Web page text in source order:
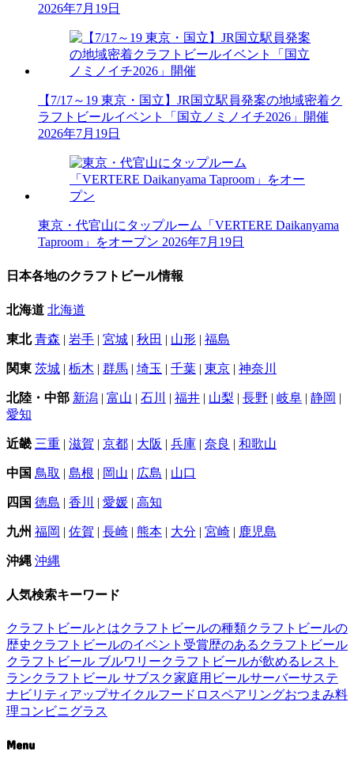
2026年7月19日
【7/17～19 東京・国立】JR国立駅員発案の地域密着ク
ラフトビールイベント「国立ノミノイチ2026」開催
2026年7月19日
東京・代官山にタップルーム「VERTERE Daikanyama
Taproom」をオープン 2026年7月19日
日本各地のクラフトビール情報
北海道 北海道
東北 青森 | 岩手 | 宮城 | 秋田 | 山形 | 福島
関東 茨城 | 栃木 | 群馬 | 埼玉 | 千葉 | 東京 | 神奈川
北陸・中部 新潟 | 富山 | 石川 | 福井 | 山梨 | 長野 | 岐阜 | 静岡 |
愛知
近畿 三重 | 滋賀 | 京都 | 大阪 | 兵庫 | 奈良 | 和歌山
中国 鳥取 | 島根 | 岡山 | 広島 | 山口
四国 徳島 | 香川 | 愛媛 | 高知
九州 福岡 | 佐賀 | 長崎 | 熊本 | 大分 | 宮崎 | 鹿児島
沖縄 沖縄
人気検索キーワード
クラフトビールとはクラフトビールの種類クラフトビールの
歴史 クラフトビールのイベント 受賞歴のあるクラフトビール
クラフトビール ブルワリークラフトビールが飲めるレスト
ランクラフトビール サブスク家庭用ビールサーバーサステ
ナビリティ アップサイクルフードロスペアリングおつまみ料
理コンビニグラス
Menu